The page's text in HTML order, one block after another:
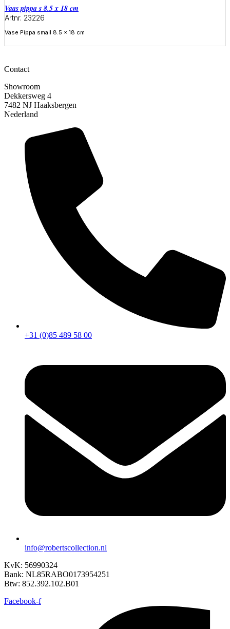
Vaas pippa s 8.5 x 18 cm
Artnr. 23226
Vase Pippa small 8.5 x 18 cm
Meer informatie
Contact
Showroom
Dekkersweg 4
7482 NJ Haaksbergen
Nederland
+31 (0)85 489 58 00
info@robertscollection.nl
KvK: 56990324
Bank: NL85RABO0173954251
Btw: 852.392.102.B01
Facebook-f